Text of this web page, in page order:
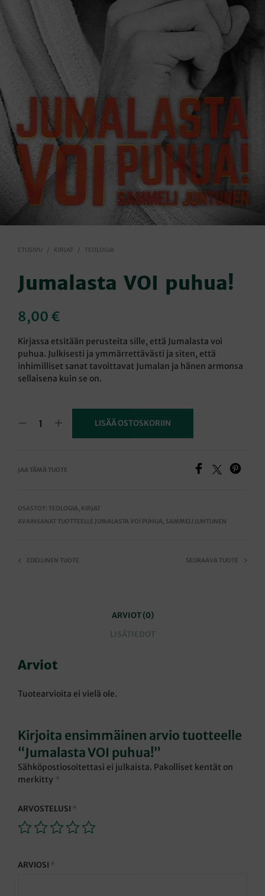
ETUSIVU / KIRJAT / TEOLOGIA
Jumalasta VOI puhua!
8,00 €
Kirjassa etsitään perusteita sille, että Jumalasta voi
puhua. Julkisesti ja ymmärrettävästi ja siten, että
inhimilliset sanat tavoittavat Jumalan ja hänen armonsa
sellaisena kuin se on.
LISÄÄ OSTOSKORIIN
JAA TÄMÄ TUOTE
OSASTOT: TEOLOGIA, KIRJAT
AVAINSANAT TUOTTEELLE
JUMALASTA VOI PUHUA, SAMMELI JUNTUNEN
EDELLINEN TUOTE SEURAAVA TUOTE
ARVIOT (0)
LISÄTIEDOT
Arviot
Tuotearvioita ei vielä ole.
Kirjoita ensimmäinen arvio tuotteelle
“Jumalasta VOI puhua!”
Sähköpostiosoitettasi ei julkaista. Pakolliset kentät on
merkitty *
ARVOSTELUSI *
ARVIOSI *